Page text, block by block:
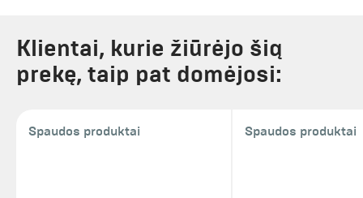
Klientai, kurie žiūrėjo šią
prekę, taip pat domėjosi:
Spaudos produktai Spaudos produktai